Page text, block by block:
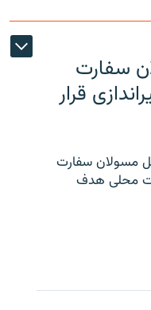
سفارت
قرار
مسولان سفارت
محلی هدف